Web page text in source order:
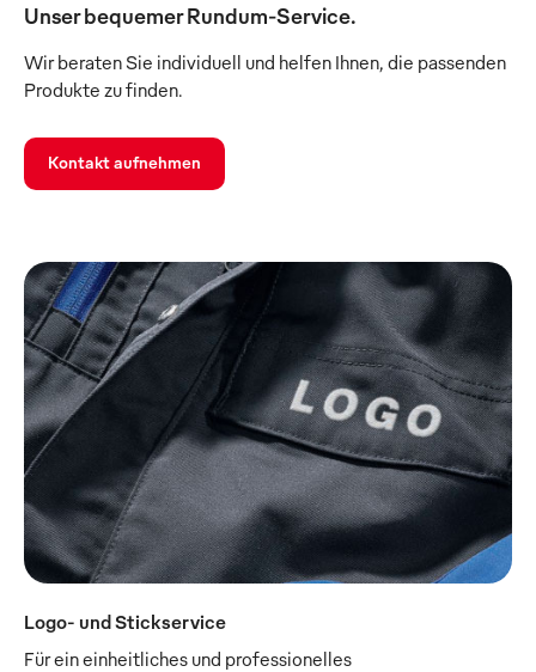
Unser bequemer Rundum-Service.
Wir beraten Sie individuell und helfen Ihnen, die passenden
Produkte zu finden.
Kontakt aufnehmen
Logo- und Stickservice
Für ein einheitliches und professionelles